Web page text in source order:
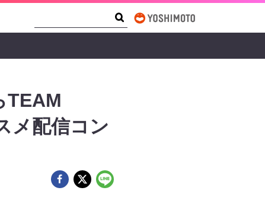
TEAM
メ配信コン